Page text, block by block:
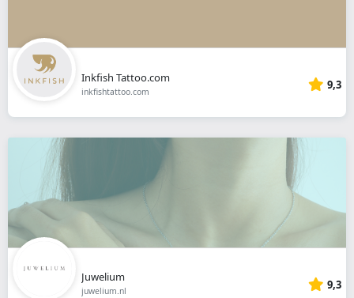
Inkfish Tattoo.com
inkfishtattoo.com 9,3
Juwelium
juwelium.nl 9,3